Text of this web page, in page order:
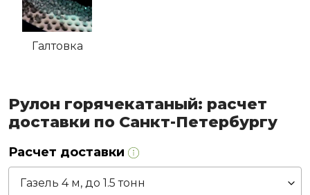
Галтовка
Рулон горячекатаный: расчет
доставки по Санкт-Петербургу
Расчет доставки